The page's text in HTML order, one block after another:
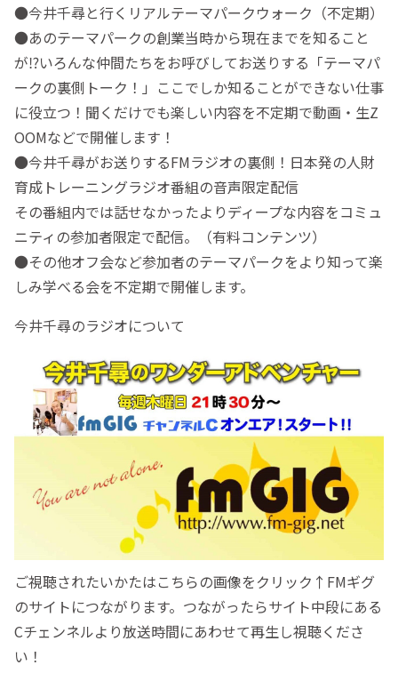
●今井千尋と行くリアルテーマパークウォーク（不定期）
●あのテーマパークの創業当時から現在までを知ること
が⁉いろんな仲間たちをお呼びしてお送りする「テーマパ
ークの裏側トーク！」ここでしか知ることができない仕事
に役立つ！聞くだけでも楽しい内容を不定期で動画・生Z
OOMなどで開催します！
●今井千尋がお送りするFMラジオの裏側！日本発の人財
育成トレーニングラジオ番組の音声限定配信
その番組内では話せなかったよりディープな内容をコミュ
ニティの参加者限定で配信。（有料コンテンツ）
●その他オフ会など参加者のテーマパークをより知って楽
しみ学べる会を不定期で開催します。
今井千尋のラジオについて
ご視聴されたいかたはこちらの画像をクリック↑FMギグ
のサイトにつながります。つながったらサイト中段にある
Cチェンネルより放送時間にあわせて再生し視聴くださ
い！